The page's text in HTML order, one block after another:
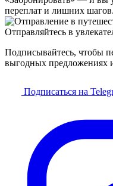
переплат и лишних шагов.
Отправляйтесь в
Подписывайтесь, чтобы
выгодных предложениях
Подписаться на